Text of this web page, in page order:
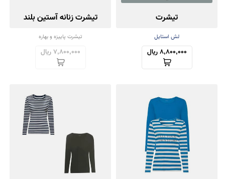
تیشرت
لش استایل
8,800,000 ریال
تیشرت زنانه آستین بلند
مجموعه دو عددی
تیشرت پاییزه و بهاره
7,800,000 ریال